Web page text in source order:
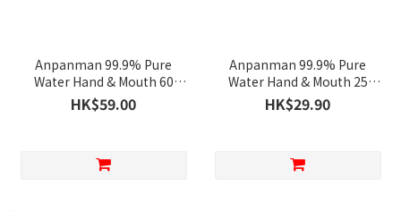
Anpanman 99.9% Pure
Water Hand & Mouth 60
sheets x 3pcs
HK$59.00
Anpanman 99.9% Pure
Water Hand & Mouth 25
sheets x 2pcs
HK$29.90